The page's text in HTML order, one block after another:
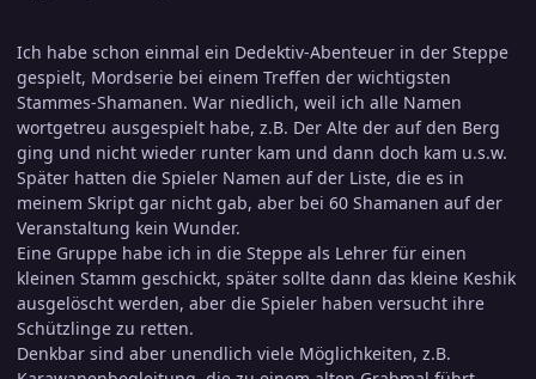
Ich habe schon einmal ein Dedektiv-Abenteuer in der Steppe
gespielt, Mordserie bei einem Treffen der wichtigsten
Stammes-Shamanen. War niedlich, weil ich alle Namen
wortgetreu ausgespielt habe, z.B. Der Alte der auf den Berg
ging und nicht wieder runter kam und dann doch kam u.s.w.
Später hatten die Spieler Namen auf der Liste, die es in
meinem Skript gar nicht gab, aber bei 60 Shamanen auf der
Veranstaltung kein Wunder.
Eine Gruppe habe ich in die Steppe als Lehrer für einen
kleinen Stamm geschickt, später sollte dann das kleine Keshik
ausgelöscht werden, aber die Spieler haben versucht ihre
Schützlinge zu retten.
Denkbar sind aber unendlich viele Möglichkeiten, z.B.